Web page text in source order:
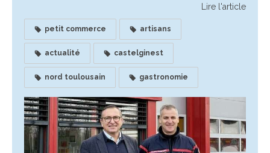
Lire l'article
petit commerce artisans
actualité castelginest
nord toulousain gastronomie